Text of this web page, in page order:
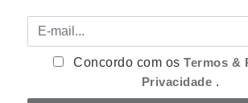
E-mail
Concordo com osTermos &
Privacidade .